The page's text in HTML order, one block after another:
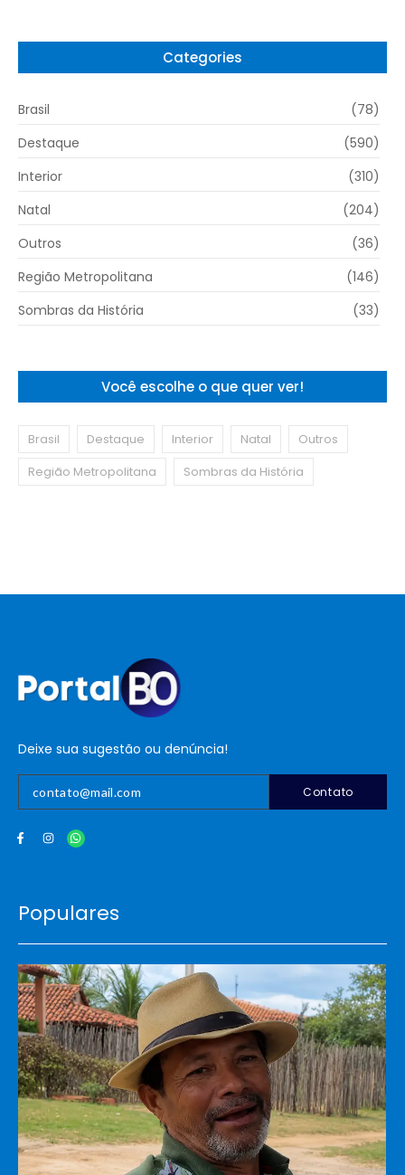
Categories
Brasil
(78)
Destaque
(590)
Interior
(310)
Natal
(204)
Outros
(36)
Região Metropolitana
(146)
Sombras da História
(33)
Você escolhe o que quer ver!
Brasil Destaque Interior Natal
Outros
Região Metropolitana
Sombras da História
Deixe sua sugestão ou denúncia!
Contato
Populares